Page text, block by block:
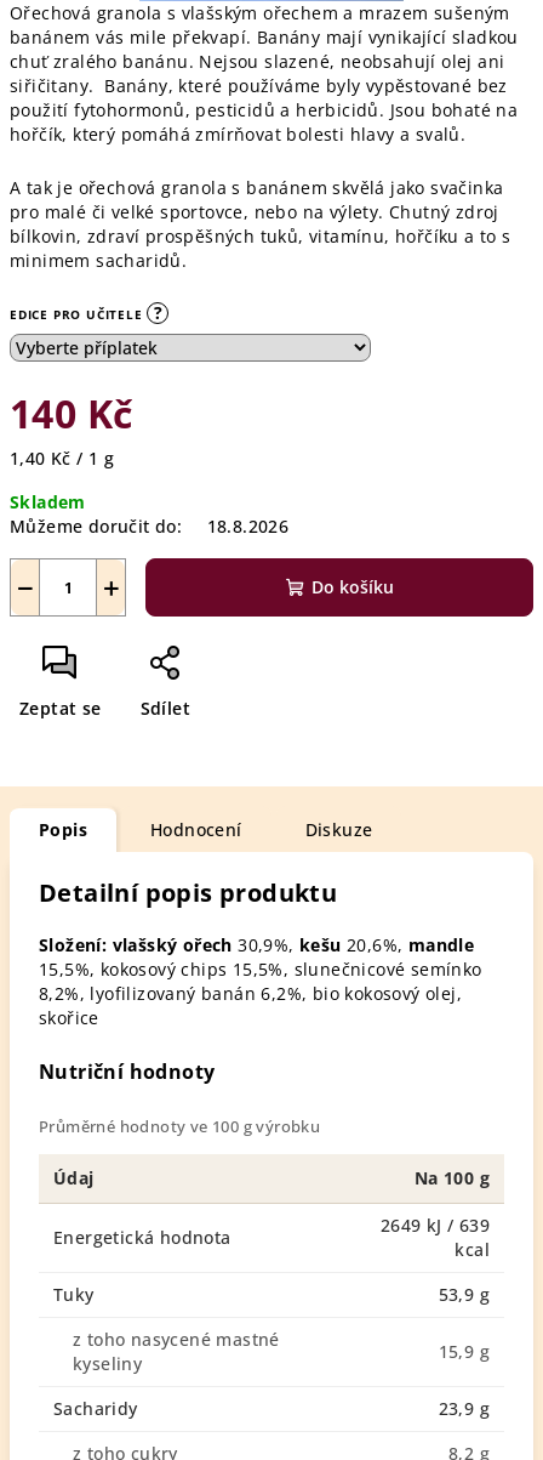
Ořechová granola s vlašským ořechem a mrazem sušeným
banánem vás mile překvapí. Banány mají vynikající sladkou
chuť zralého banánu. Nejsou slazené, neobsahují olej ani
siřičitany. Banány, které používáme byly vypěstované bez
použití fytohormonů, pesticidů a herbicidů. Jsou bohaté na
hořčík, který pomáhá zmírňovat bolesti hlavy a svalů.
A tak je ořechová granola s banánem skvělá jako svačinka
pro malé či velké sportovce, nebo na výlety. Chutný zdroj
bílkovin, zdraví prospěšných tuků, vitamínu, hořčíku a to s
minimem sacharidů.
EDICE PRO UČITELE ?
140 Kč
Měrná
1,40 Kč / 1 g
Skladem
Můžeme doručit do:
18.8.2026
+
− Do košíku
Zeptat se Sdílet
Popis Hodnocení Diskuze
Detailní popis produktu
Složení: vlašský ořech 30,9%, kešu 20,6%, mandle
15,5%, kokosový chips 15,5%, slunečnicové semínko
8,2%, lyofilizovaný banán 6,2%, bio kokosový olej,
skořice
Nutriční hodnoty
Průměrné hodnoty ve 100 g výrobku
Údaj Na 100 g
Energetická hodnota
2649 kJ / 639
kcal
Tuky
53,9 g
z toho nasycené mastné
kyseliny
15,9 g
Sacharidy
23,9 g
z toho cukry
8,2 g